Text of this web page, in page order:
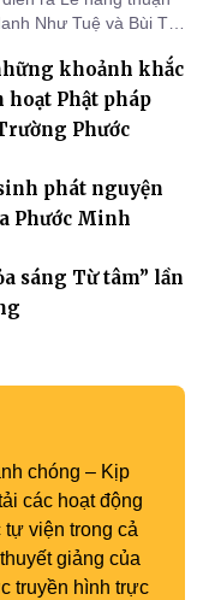
Như Tuệ và Bùi Thị
khoảnh khắc
Phật pháp
Phước
phát nguyện
Phước Minh
sáng Từ tâm” lần
chóng – Kịp
các hoạt động
tự viện trong cả
giảng của
truyền hình trực